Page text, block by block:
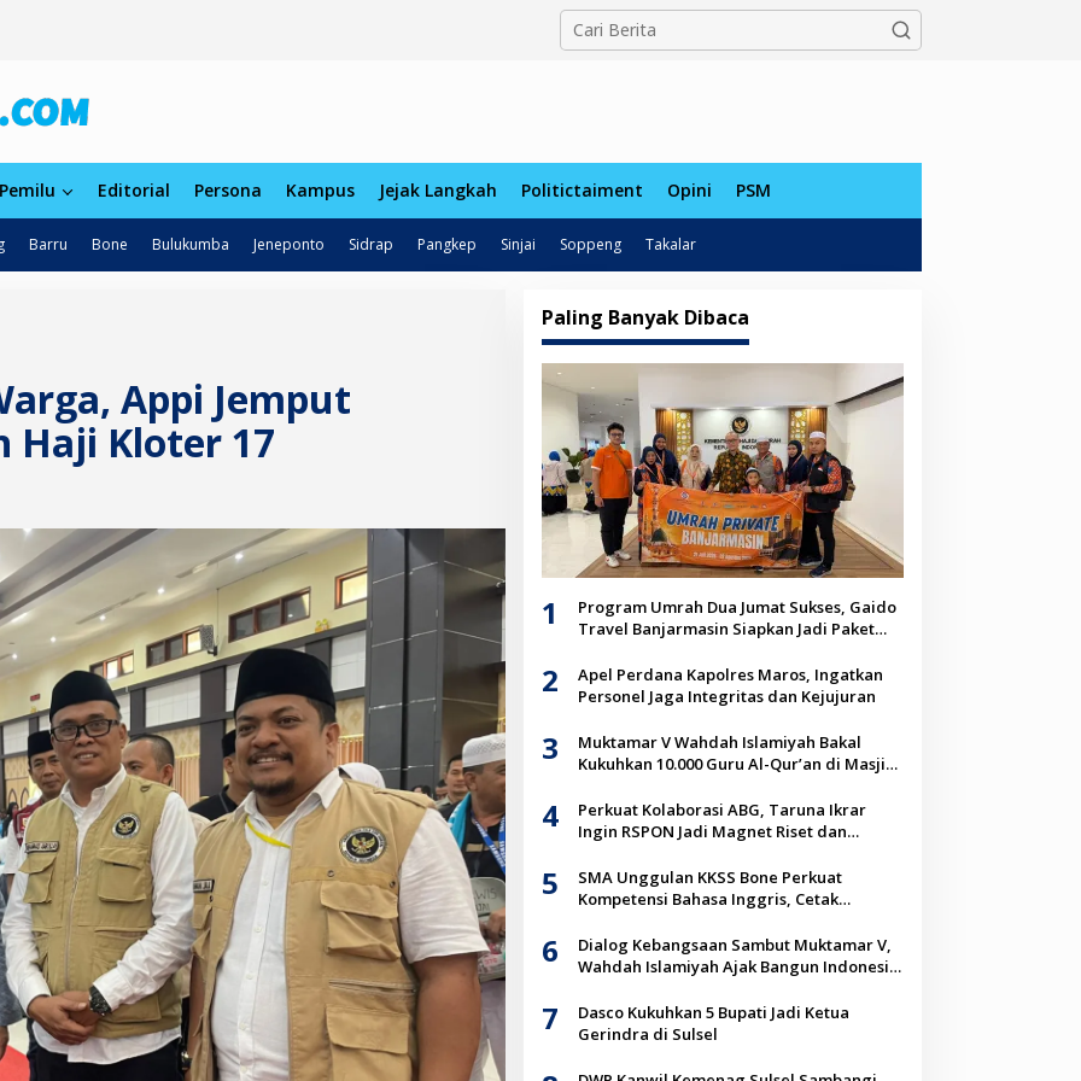
Pemilu Editorial Persona Kampus Jejak Langkah Politictaiment Opini PSM
Barru Bone Bulukumba Jeneponto Sidrap Pangkep Sinjai Soppeng Takalar
Appi Jemput
Haji Kloter 17
Paling Banyak Dibaca
1
Program Umrah Dua Jumat Sukses, Gaido
Travel Banjarmasin Siapkan Jadi Paket
2
Apel Perdana Kapolres Maros, Ingatkan
Personel Jaga Integritas dan Kejujuran
3
Muktamar V Wahdah Islamiyah Bakal
Kukuhkan 10.000 Guru Al-Qur’an di Masjid
4
Perkuat Kolaborasi ABG, Taruna Ikrar
Ingin RSPON Jadi Magnet Riset dan
5
SMA Unggulan KKSS Bone Perkuat
Kompetensi Bahasa Inggris, Cetak
6
Dialog Kebangsaan Sambut Muktamar V,
Wahdah Islamiyah Ajak Bangun Indonesia
7
Dasco Kukuhkan 5 Bupati Jadi Ketua
Gerindra di Sulsel